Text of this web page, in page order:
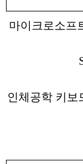
마이크로소프
인체공학 키보